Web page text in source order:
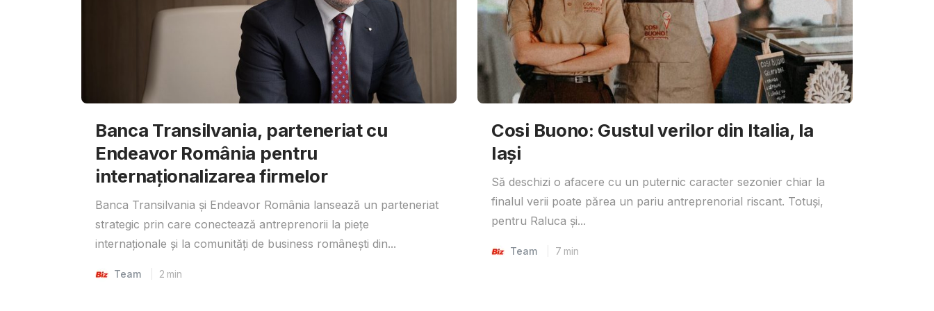
Banca Transilvania, parteneriat cu
Endeavor România pentru
internaționalizarea firmelor
Banca Transilvania și Endeavor România lansează un parteneriat
strategic prin care conectează antreprenorii la piețe
internaționale și la comunități de business românești din...
Team 2 min
Cosi Buono: Gustul verilor din Italia, la
Iași
Să deschizi o afacere cu un puternic caracter sezonier chiar la
finalul verii poate părea un pariu antreprenorial riscant. Totuși,
pentru Raluca și...
Team 7 min